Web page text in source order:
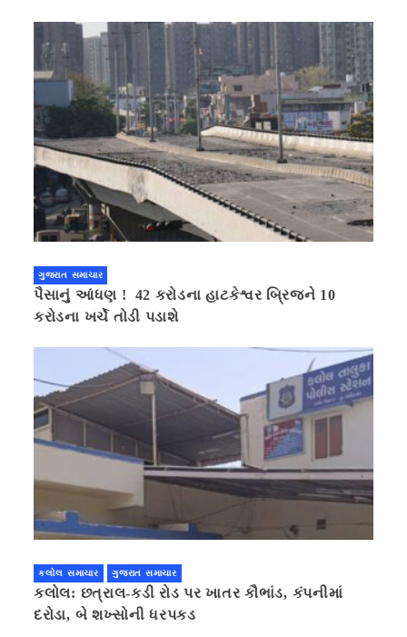
ગુજરાત સમાચાર
પૈસાનું આંધણ ! 42 કરોડના હાટકેશ્વર બ્રિજને 10
કરોડના ખર્ચે તોડી પડાશે
કલોલ સમાચાર ગુજરાત સમાચાર
કલોલ: છત્રાલ-કડી રોડ પર ખાતર કૌભાંડ, કંપનીમાં
દરોડા, બે શખ્સોની ધરપકડ